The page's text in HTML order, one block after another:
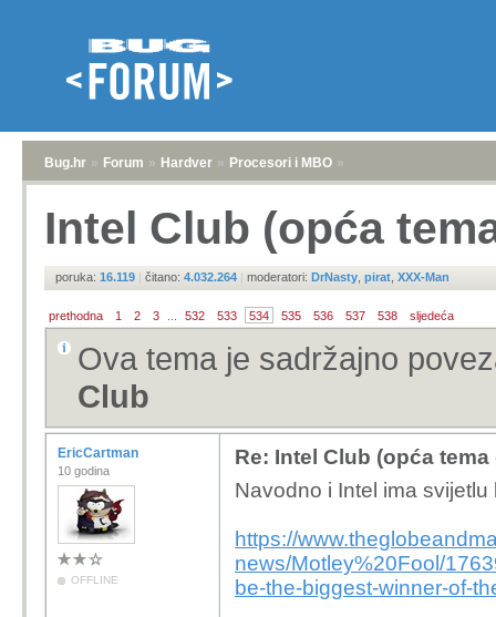
Bug.hr » Forum » Hardver » Procesori i MBO »
Intel Club (opća
poruka: 16.119 | čitano: 4.032.264 | moderatori: DrNasty pirat XXX-Man
prethodna 1 2 3 532 533 534 535 536 537 538 sljedeća
Ova tema je sadržajno
Club
EricCartman
10 godina
OFFLINE
Re: Intel Club (opća
Navodno i Intel ima
https://
news/Motley%20Fool/
be-the-biggest-winner-of-